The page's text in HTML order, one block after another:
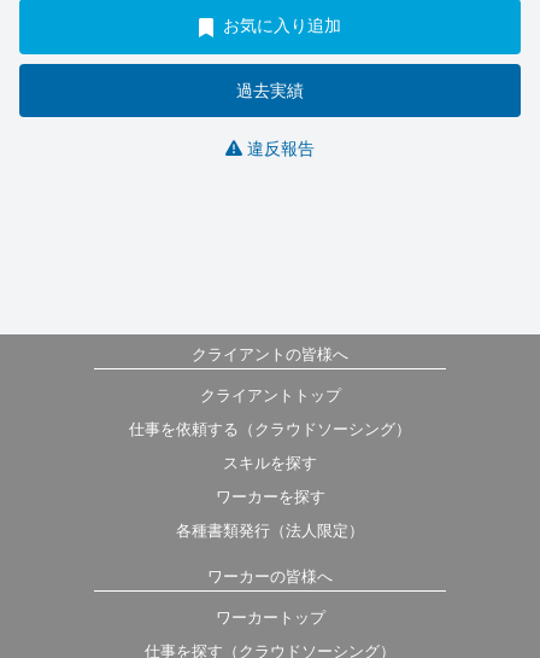
お気に入り追加
過去実績
違反報告
クライアントの皆様へ
クライアントトップ
仕事を依頼する（クラウドソーシング）
スキルを探す
ワーカーを探す
各種書類発行（法人限定）
ワーカーの皆様へ
ワーカートップ
仕事を探す（クラウドソーシング）